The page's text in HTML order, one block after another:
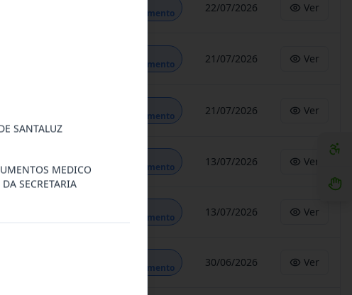
Andamento
22/07/2026 Ver
Andamento
21/07/2026 Ver
Andamento
21/07/2026 Ver
Andamento
13/07/2026 Ver
Andamento
13/07/2026 Ver
Andamento
30/06/2026 Ver
SANTALUZ
MEDICO
SECRETARIA